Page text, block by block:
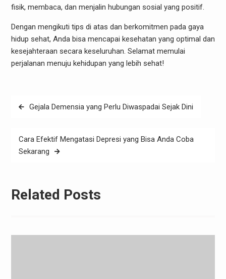
fisik, membaca, dan menjalin hubungan sosial yang positif.
Dengan mengikuti tips di atas dan berkomitmen pada gaya
hidup sehat, Anda bisa mencapai kesehatan yang optimal dan
kesejahteraan secara keseluruhan. Selamat memulai
perjalanan menuju kehidupan yang lebih sehat!
PostGejala Demensia yang Perlu Diwaspadai Sejak Dini
Cara Efektif Mengatasi Depresi yang Bisa Anda Coba
Sekarang
Related Posts